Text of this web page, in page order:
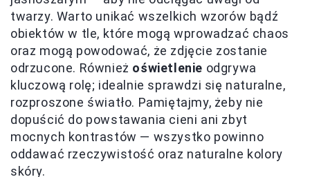
twarzy. Warto unikać wszelkich wzorów bądź
obiektów w tle, które mogą wprowadzać chaos
oraz mogą powodować, że zdjęcie zostanie
odrzucone. Również oświetlenie odgrywa
kluczową rolę; idealnie sprawdzi się naturalne,
rozproszone światło. Pamiętajmy, żeby nie
dopuścić do powstawania cieni ani zbyt
mocnych kontrastów — wszystko powinno
oddawać rzeczywistość oraz naturalne kolory
skóry.